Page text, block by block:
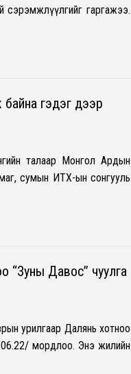
гаргажээ.
байна гэдэг дээр
талаар Монгол Ардын
сумын ИТХ-ын сонгууль
“Зуны Давос” чуулга
урилгаар Далянь хотноо
мордлоо. Энэ жилийн